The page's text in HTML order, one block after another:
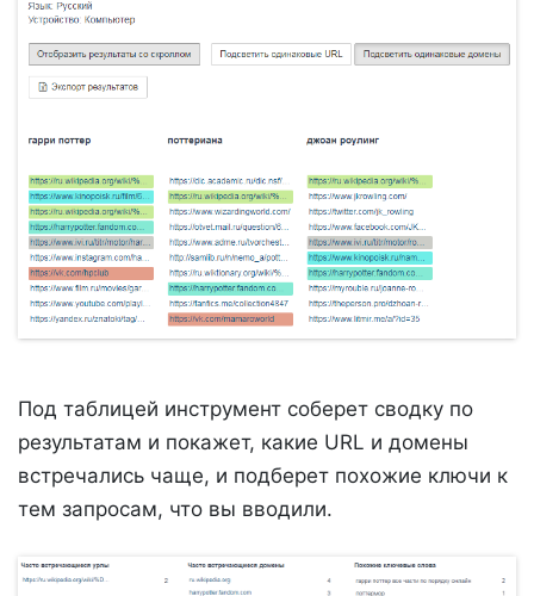
Под таблицей инструмент соберет сводку по
результатам и покажет, какие URL и домены
встречались чаще, и подберет похожие ключи к
тем запросам, что вы вводили.